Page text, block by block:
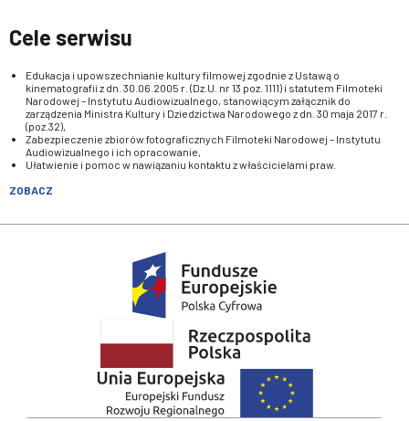
Cele serwisu
Edukacja i upowszechnianie kultury filmowej zgodnie z Ustawą o
kinematografii z dn. 30.06.2005 r. (Dz.U. nr 13 poz. 1111) i statutem Filmoteki
Narodowej – Instytutu Audiowizualnego, stanowiącym załącznik do
zarządzenia Ministra Kultury i Dziedzictwa Narodowego z dn. 30 maja 2017 r.
(poz.32),
Zabezpieczenie zbiorów fotograficznych Filmoteki Narodowej – Instytutu
Audiowizualnego i ich opracowanie,
Ułatwienie i pomoc w nawiązaniu kontaktu z właścicielami praw.
ZOBACZ